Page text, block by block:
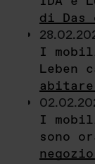
di Das
I
Leben
abitare
I
sono